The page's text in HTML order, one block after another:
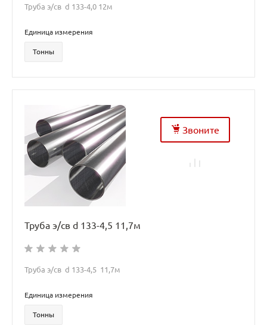
Труба э/св d 133-4,0 12м
Единица измерения
Тонны
Звоните
Труба э/св d 133-4,5 11,7м
Труба э/св d 133-4,5 11,7м
Единица измерения
Тонны